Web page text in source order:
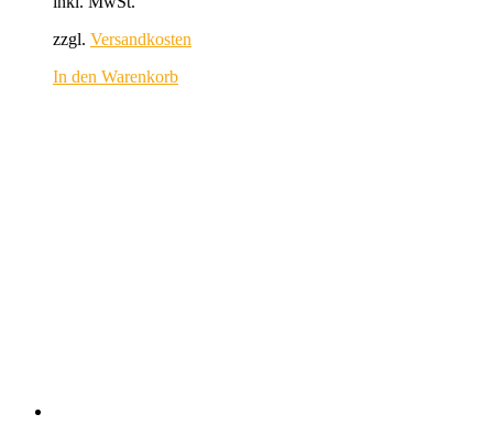
zzgl. Versandkosten
In den Warenkorb